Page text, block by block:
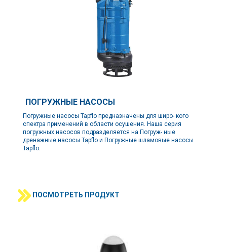
ПОГРУЖНЫЕ НАСОСЫ
Погружные насосы Tapflo предназначены для широ- кого
спектра применений в области осушения. Наша серия
погружных насосов подразделяется на Погруж- ные
дренажные насосы Tapflo и Погружные шламовые насосы
Tapflo.
ПОСМОТРЕТЬ ПРОДУКТ